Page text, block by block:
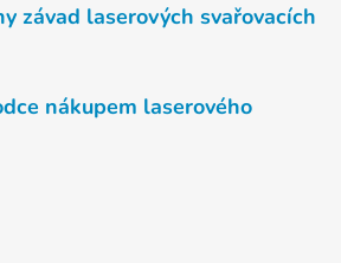
závad laserových svařovacích
nákupem laserového